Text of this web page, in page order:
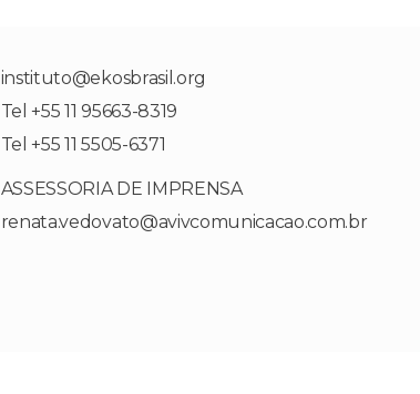
instituto@ekosbrasil.org
Tel +55 11 95663-8319
Tel +55 11 5505-6371
ASSESSORIA DE IMPRENSA
renata.vedovato@avivcomunicacao.com.br